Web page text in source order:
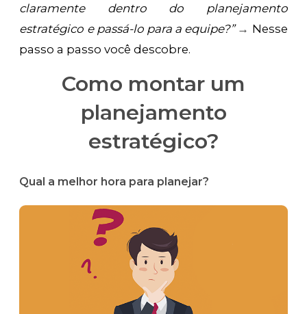
claramente dentro do planejamento
estratégico e passá-lo para a equipe?” → Nesse
passo a passo você descobre.
Como montar um
planejamento
estratégico?
Qual a melhor hora para planejar?